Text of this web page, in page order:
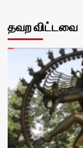
தவற விட்டவை